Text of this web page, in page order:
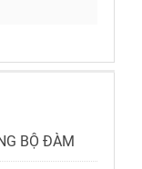
BỘ ĐÀM